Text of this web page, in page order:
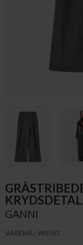
GANNI
VARENR.: W0761